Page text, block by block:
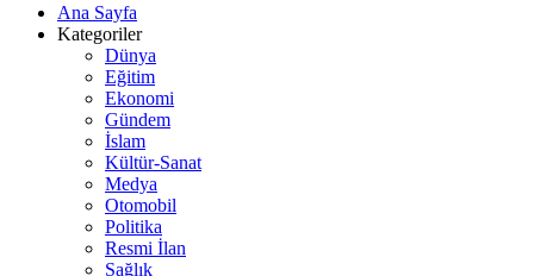
Ana Sayfa
Kategoriler
Dünya
Eğitim
Ekonomi
Gündem
İslam
Kültür-Sanat
Medya
Otomobil
Politika
Resmi İlan
Sağlık